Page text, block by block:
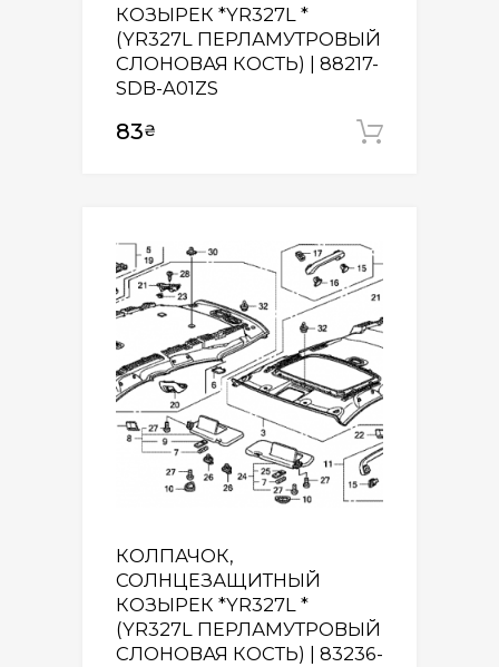
КОЗЫРЕК *YR327L *
(YR327L ПЕРЛАМУТРОВЫЙ
СЛОНОВАЯ КОСТЬ) | 88217-
SDB-A01ZS
83₴
КОЛПАЧОК,
СОЛНЦЕЗАЩИТНЫЙ
КОЗЫРЕК *YR327L *
(YR327L ПЕРЛАМУТРОВЫЙ
СЛОНОВАЯ КОСТЬ) | 83236-